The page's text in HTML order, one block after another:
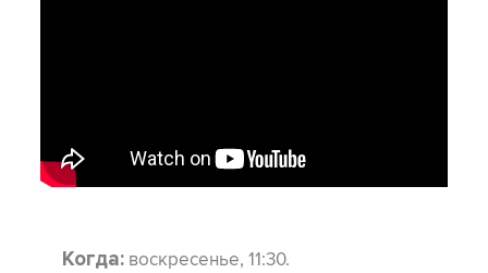
Когда: воскресенье, 11:30.